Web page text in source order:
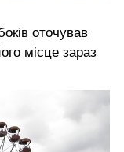
оточував
місце зараз